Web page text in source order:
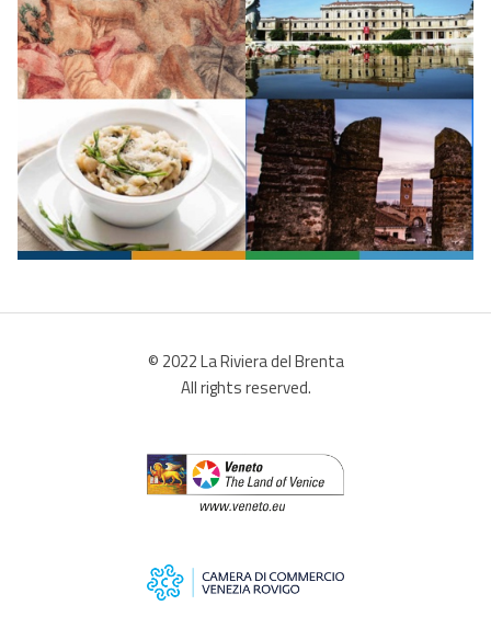
© 2022 La Riviera del Brenta
All rights reserved.